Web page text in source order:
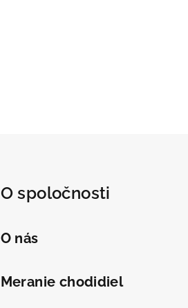
O spoločnosti
O nás
Meranie chodidiel